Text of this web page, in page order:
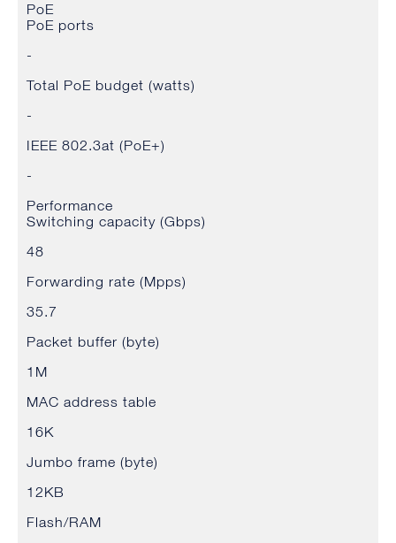
PoE
PoE ports
-
Total PoE budget (watts)
-
IEEE 802.3at (PoE+)
-
Performance
Switching capacity (Gbps)
48
Forwarding rate (Mpps)
35.7
Packet buffer (byte)
1M
MAC address table
16K
Jumbo frame (byte)
12KB
Flash/RAM